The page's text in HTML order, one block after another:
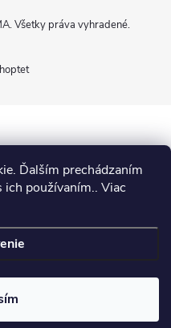
Ďalším prechádzaním
používaním.. Viac
. Všetky práva vyhradené.